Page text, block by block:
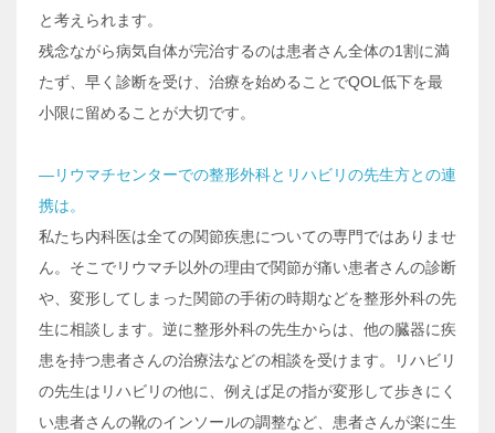
と考えられます。
残念ながら病気自体が完治するのは患者さん全体の1割に満
たず、早く診断を受け、治療を始めることでQOL低下を最
小限に留めることが大切です。
―リウマチセンターでの整形外科とリハビリの先生方との連
携は。
私たち内科医は全ての関節疾患についての専門ではありませ
ん。そこでリウマチ以外の理由で関節が痛い患者さんの診断
や、変形してしまった関節の手術の時期などを整形外科の先
生に相談します。逆に整形外科の先生からは、他の臓器に疾
患を持つ患者さんの治療法などの相談を受けます。リハビリ
の先生はリハビリの他に、例えば足の指が変形して歩きにく
い患者さんの靴のインソールの調整など、患者さんが楽に生